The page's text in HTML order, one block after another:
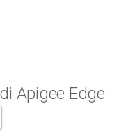
Apigee Edge